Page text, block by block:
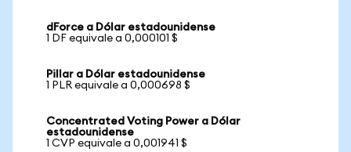
dForce a Dólar estadounidense
1 DF equivale a 0,000101 $
Pillar a Dólar estadounidense
1 PLR equivale a 0,000698 $
Concentrated Voting Power a Dólar
estadounidense
1 CVP equivale a 0,001941 $